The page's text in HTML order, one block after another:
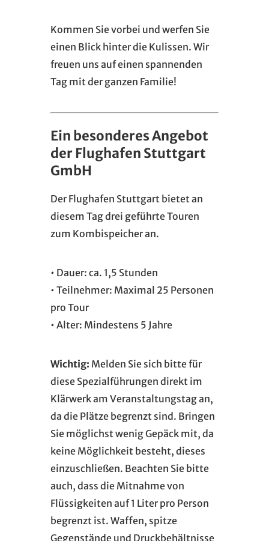
Kommen Sie vorbei und werfen Sie
einen Blick hinter die Kulissen. Wir
freuen uns auf einen spannenden
Tag mit der ganzen Familie!
Ein besonderes Angebot
der Flughafen Stuttgart
GmbH
Der Flughafen Stuttgart bietet an
diesem Tag drei geführte Touren
zum Kombispeicher an.
• Dauer: ca. 1,5 Stunden
• Teilnehmer: Maximal 25 Personen
pro Tour
• Alter: Mindestens 5 Jahre
Wichtig: Melden Sie sich bitte für
diese Spezialführungen direkt im
Klärwerk am Veranstaltungstag an,
da die Plätze begrenzt sind. Bringen
Sie möglichst wenig Gepäck mit, da
keine Möglichkeit besteht, dieses
einzuschließen. Beachten Sie bitte
auch, dass die Mitnahme von
Flüssigkeiten auf 1 Liter pro Person
begrenzt ist. Waffen, spitze
Gegenstände und Druckbehältnisse